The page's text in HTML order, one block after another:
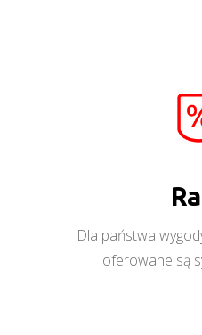
Dla państwa
oferowane są